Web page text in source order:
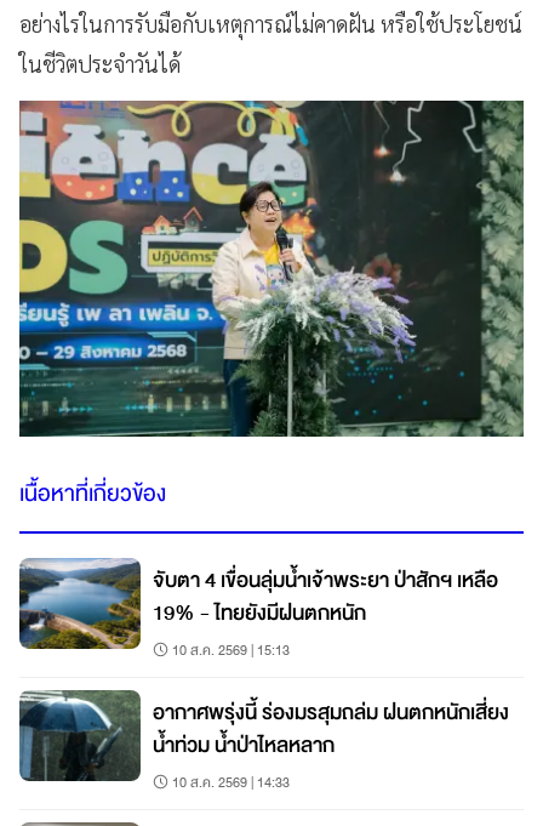
อย่างไรในการรับมือกับเหตุการณ์ไม่คาดฝัน หรือใช้ประโยชน์
ในชีวิตประจำวันได้
เนื้อหาที่เกี่ยวข้อง
จับตา 4 เขื่อนลุ่มน้ำเจ้าพระยา ป่าสักฯ เหลือ
19% - ไทยยังมีฝนตกหนัก
10 ส.ค. 2569 | 15:13
อากาศพรุ่งนี้ ร่องมรสุมถล่ม ฝนตกหนักเสี่ยง
น้ำท่วม น้ำป่าไหลหลาก
10 ส.ค. 2569 | 14:33